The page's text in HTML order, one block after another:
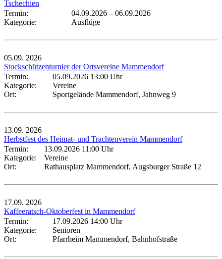
Tschechien
Termin:
04.09.2026 – 06.09.2026
Kategorie:
Ausflüge
05.09. 2026
Stockschützenturnier der Ortsvereine Mammendorf
Termin:
05.09.2026 13:00 Uhr
Kategorie:
Vereine
Ort:
Sportgelände Mammendorf, Jahnweg 9
13.09. 2026
Herbstfest des Heimat- und Trachtenverein Mammendorf
Termin:
13.09.2026 11:00 Uhr
Kategorie:
Vereine
Ort:
Rathausplatz Mammendorf, Augsburger Straße 12
17.09. 2026
Kaffeeratsch-Oktoberfest in Mammendorf
Termin:
17.09.2026 14:00 Uhr
Kategorie:
Senioren
Ort:
Pfarrheim Mammendorf, Bahnhofstraße